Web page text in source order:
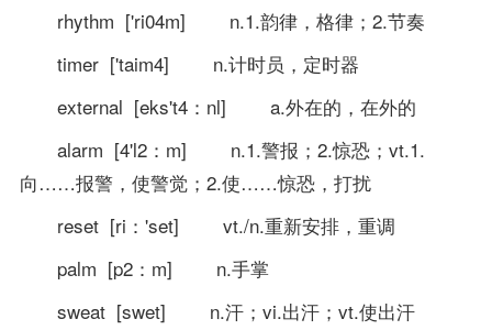
rhythm ['ri04m] n.1.韵律，格律；2.节奏
timer ['taim4] n.计时员，定时器
external [eks't4：nl] a.外在的，在外的
alarm [4'l2：m] n.1.警报；2.惊恐；vt.1.
向……报警，使警觉；2.使……惊恐，打扰
reset [ri：'set] vt./n.重新安排，重调
palm [p2：m] n.手掌
sweat [swet] n.汗；vi.出汗；vt.使出汗